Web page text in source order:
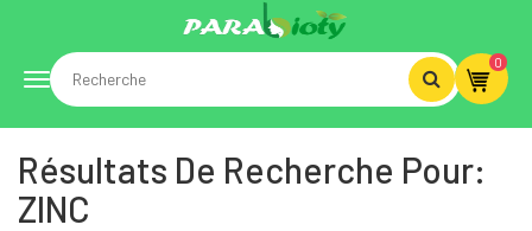
Toggle
navigation
0
Résultats De Recherche Pour:
ZINC